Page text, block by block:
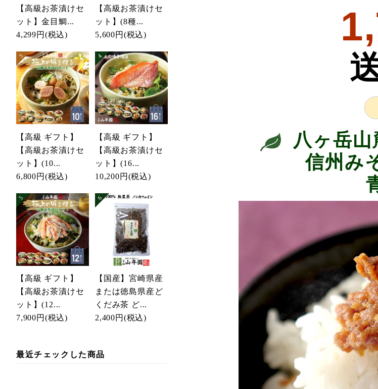
【高級お茶漬けセ
ット】金目鯛...
4,299円 (税込)
【高級お茶漬けセ
ット】(8種...
5,600円 (税込)
【高級 ギフト】
【高級お茶漬けセ
ット】(10...
6,800円 (税込)
【高級 ギフト】
【高級お茶漬けセ
ット】(16...
10,200円 (税込)
【高級 ギフト】
【高級お茶漬けセ
ット】(12...
7,900円 (税込)
【国産】宮崎県産
または徳島県産ど
くだみ茶 ど...
2,400円 (税込)
最近チェックした商品
八ヶ岳
信州み